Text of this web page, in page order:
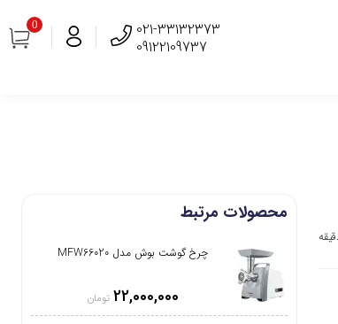
021-33132373
09122109737
0
محصولات مرتبط
چرخ گوشت بوش مدل MFW66020
22,000,000 تومان